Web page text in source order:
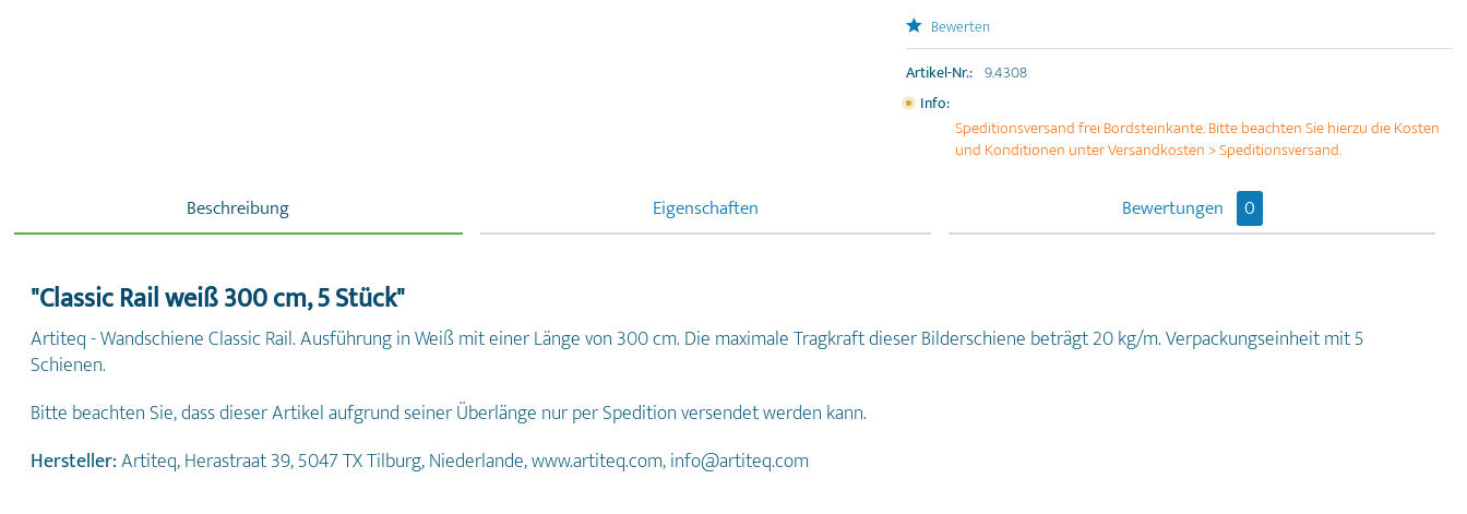
Bewerten
Artikel-Nr.: 9.4308
Info:
Speditionsversand frei Bordsteinkante. Bitte beachten Sie hierzu die Kosten
und Konditionen unter Versandkosten > Speditionsversand.
Beschreibung Eigenschaften Bewertungen 0
"Classic Rail weiß 300 cm, 5 Stück"
Artiteq - Wandschiene Classic Rail. Ausführung in Weiß mit einer Länge von 300 cm. Die maximale Tragkraft dieser Bilderschiene beträgt 20 kg/m. Verpackungseinheit mit 5
Schienen.
Bitte beachten Sie, dass dieser Artikel aufgrund seiner Überlänge nur per Spedition versendet werden kann.
Hersteller:Artiteq, Herastraat 39, 5047 TX Tilburg, Niederlande, www.artiteq.com, info@artiteq.com